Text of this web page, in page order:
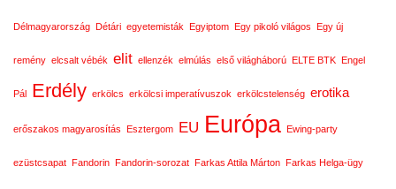
Délmagyarország Détári egyetemisták Egyiptom Egy pikoló világos Egy új
remény elcsalt vébék elit ellenzék elmúlás első világháború ELTE BTK Engel
Pál Erdély erkölcs erkölcsi imperatívuszok erkölcstelenség erotika
erőszakos magyarosítás Esztergom EU Európa Ewing-party
ezüstcsapat Fandorin Fandorin-sorozat Farkas Attila Márton Farkas Helga-ügy